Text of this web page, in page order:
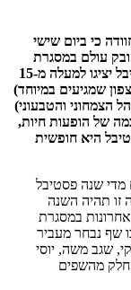
כי ביום שישי
חובק עולם במסגרת
אירועי טעם הטבע ה-13 של משתלות יגור. בפסטיבל יציגו למעלה מ-15
שמגיעים במיוחד)
הצמחוני והטבעוני)
של הופעות חיות,
היא חופשית
מדי שנה פסטיבל
תהיה השנה
במסגרת
שף נבחר מעביר
שגב משה, יוסי
חלק מהשפים